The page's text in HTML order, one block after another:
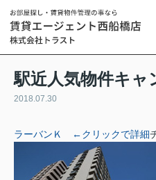
駅近人気物件キャ
2018.07.30
ラーバンＫ ←クリックで詳細